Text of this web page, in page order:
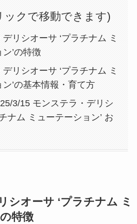
ックで移動できます)
リシオーサ ‘プラチナム ミ
’の特徴
リシオーサ ‘プラチナム ミ
ン’の基本情報・育て方
3/15 モンステラ・デリシ
ナム ミューテーション’ お
シオーサ ‘プラチナム ミ
特徴